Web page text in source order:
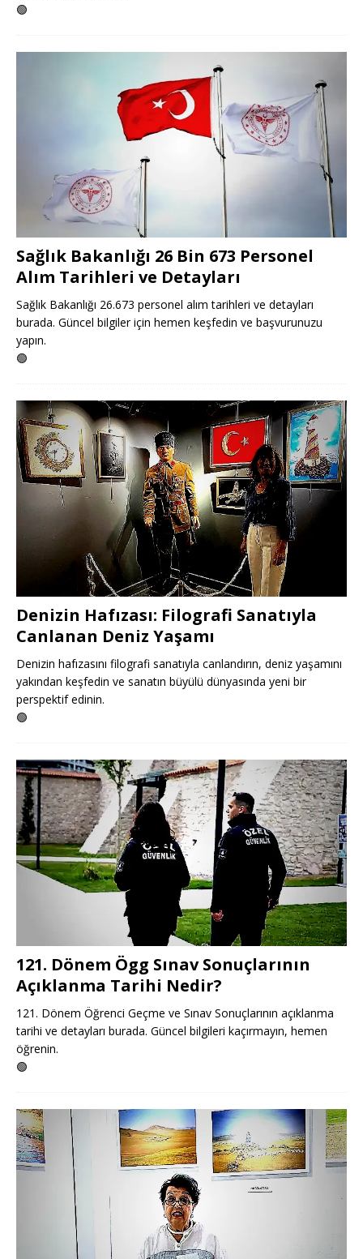
🟢
Sağlık Bakanlığı 26 Bin 673 Personel
Alım Tarihleri ve Detayları
Sağlık Bakanlığı 26.673 personel alım tarihleri ve detayları
burada. Güncel bilgiler için hemen keşfedin ve başvurunuzu
yapın.
🟢
Denizin Hafızası: Filografi Sanatıyla
Canlanan Deniz Yaşamı
Denizin hafızasını filografi sanatıyla canlandırın, deniz yaşamını
yakından keşfedin ve sanatın büyülü dünyasında yeni bir
perspektif edinin.
🟢
121. Dönem Ögg Sınav Sonuçlarının
Açıklanma Tarihi Nedir?
121. Dönem Öğrenci Geçme ve Sınav Sonuçlarının açıklanma
tarihi ve detayları burada. Güncel bilgileri kaçırmayın, hemen
öğrenin.
🟢